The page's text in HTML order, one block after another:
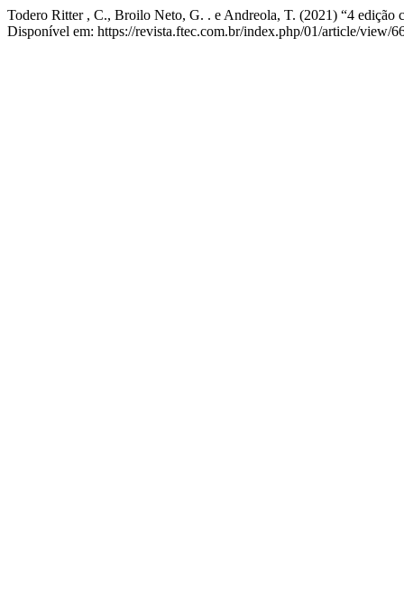
Todero Ritter , C., Broilo Neto, G. . e Andreola, T. (2021) “4 edição
Disponível em: https://revista.ftec.com.br/index.php/01/article/view/